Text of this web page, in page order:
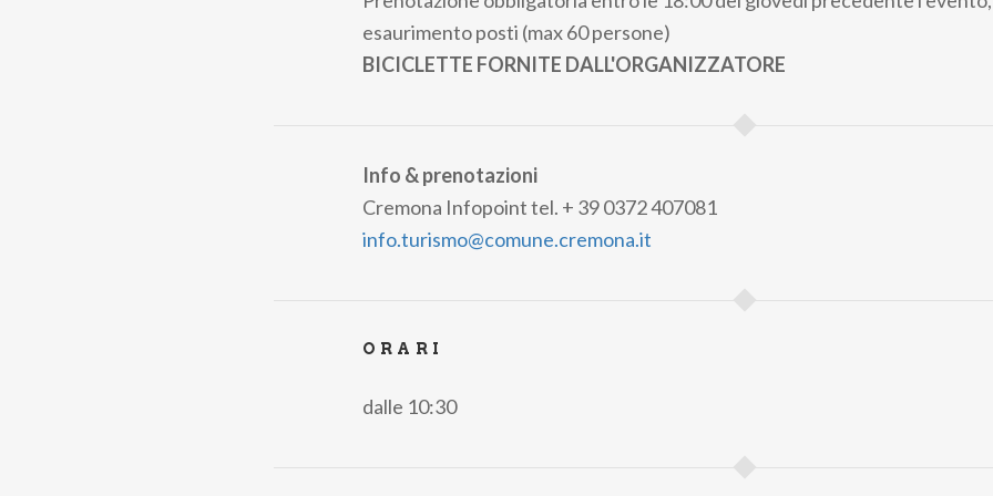
esaurimento posti (max 60 persone)
BICICLETTE FORNITE DALL'ORGANIZZATORE
Info & prenotazioni
Cremona Infopoint tel. + 39 0372 407081
info.turismo@comune.cremona.it
ORARI
dalle 10:30